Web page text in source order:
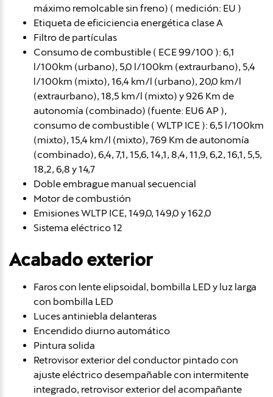
máximo remolcable sin freno) ( medición: EU )
Etiqueta de eficiciencia energética clase A
Filtro de partículas
Consumo de combustible ( ECE 99/100 ): 6,1
l/100km (urbano), 5,0 l/100km (extraurbano), 5,4
l/100km (mixto), 16,4 km/l (urbano), 20,0 km/l
(extraurbano), 18,5 km/l (mixto) y 926 Km de
autonomía (combinado) (fuente: EU6 AP ),
consumo de combustible ( WLTP ICE ): 6,5 l/100km
(mixto), 15,4 km/l (mixto), 769 Km de autonomía
(combinado), 6,4, 7,1, 15,6, 14,1, 8,4, 11,9, 6,2, 16,1, 5,5,
18,2, 6,8 y 14,7
Doble embrague manual secuencial
Motor de combustión
Emisiones WLTP ICE, 149,0, 149,0 y 162,0
Sistema eléctrico 12
Acabado exterior
Faros con lente elipsoidal, bombilla LED y luz larga
con bombilla LED
Luces antiniebla delanteras
Encendido diurno automático
Pintura solida
Retrovisor exterior del conductor pintado con
ajuste eléctrico desempañable con intermitente
integrado, retrovisor exterior del acompañante